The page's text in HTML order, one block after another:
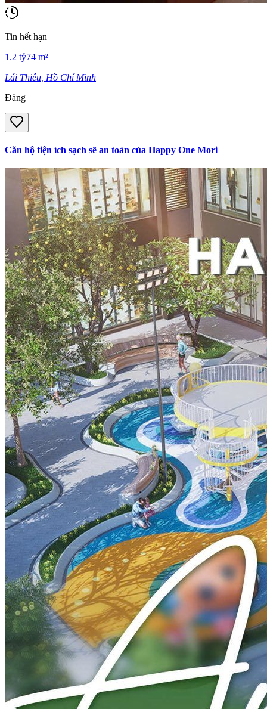
Tin hết hạn
1.2 tỷ74 m²
Lái Thiêu, Hồ Chí Minh
Đăng
Căn hộ tiện ích sạch sẽ an toàn của Happy One Mori